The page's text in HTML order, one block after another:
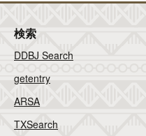
検索
DDBJ Search
getentry
ARSA
TXSearch